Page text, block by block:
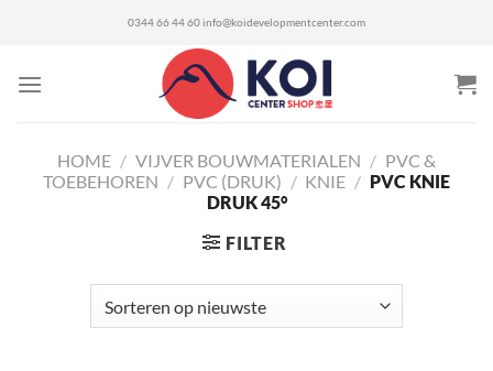
0344 66 44 60 info@koidevelopmentcenter.com
HOME / VIJVER BOUWMATERIALEN / PVC &
TOEBEHOREN / PVC (DRUK) / KNIE / PVC KNIE
DRUK 45°
FILTER